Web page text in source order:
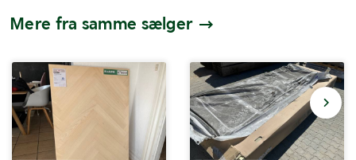
Mere fra samme sælger